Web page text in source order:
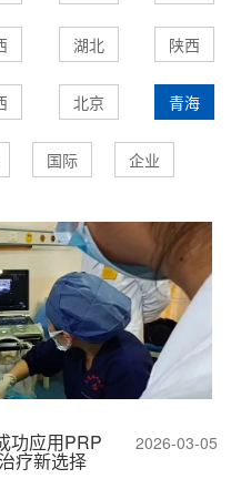
湖北 陕西
北京 青海
国际 企业
2026-03-05
功应用PRP
疗新选择